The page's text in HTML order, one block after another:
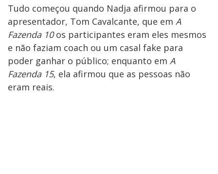
Tudo começou quando Nadja afirmou para o
apresentador, Tom Cavalcante, que em A
Fazenda 10os participantes eram eles mesmos
e não faziam coach ou um casal fake para
poder ganhar o público; enquanto em A
Fazenda 15, ela afirmou que as pessoas não
eram reais.